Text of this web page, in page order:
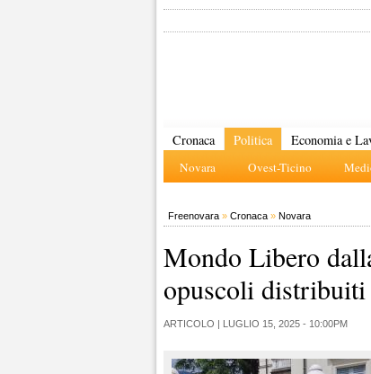
Cronaca Politica
Novara Ovest-Ticino
Economia e
Freenovara » Cronaca » Novara
Mondo Libero
opuscoli
ARTICOLO | LUGLIO 15, 2025 - 10:00PM